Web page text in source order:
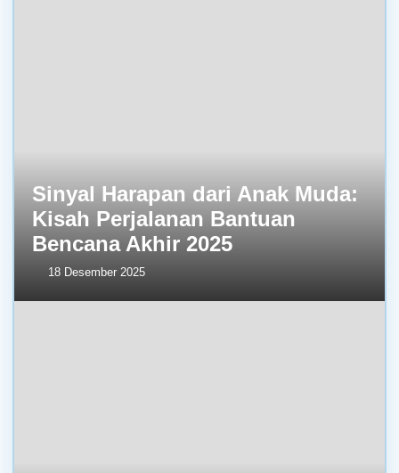
Sinyal Harapan dari Anak Muda:
Kisah Perjalanan Bantuan
Bencana Akhir 2025
18 Desember 2025